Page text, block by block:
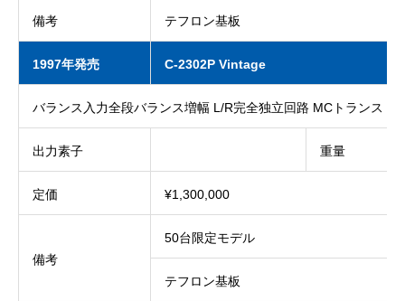
備考 テフロン基板
1997年発売 C-2302P Vintage
バランス入力全段バランス増幅 L/R完全独立回路 MCトランス
出力素子 重量
定価 ¥1,300,000
備考
50台限定モデル
テフロン基板